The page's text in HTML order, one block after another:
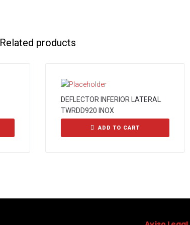
Related products
DEFLECTOR INFERIOR LATERAL
TWRDD920 INOX
ADD TO CART